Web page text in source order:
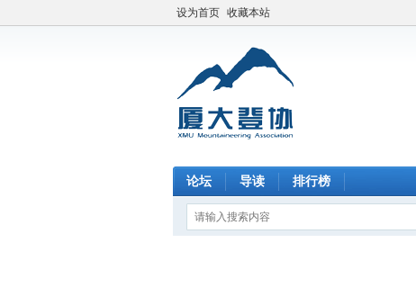
设为首页 收藏本站
论坛 导读 排行榜